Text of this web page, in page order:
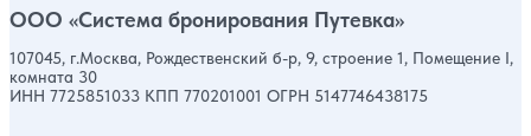
ООО «Система бронирования Путевка»
107045, г.Москва, Рождественский б-р, 9, строение 1, Помещение I,
комната 30
ИНН 7725851033 КПП 770201001 ОГРН 5147746438175